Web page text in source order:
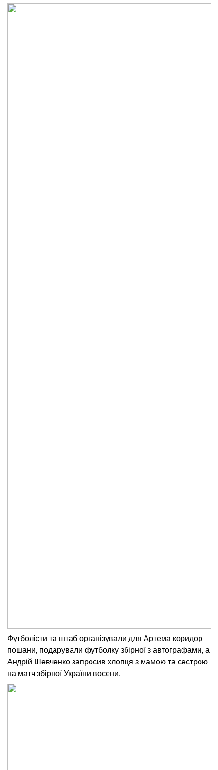
Футболісти та штаб організували для Артема коридор
пошани, подарували футболку збірної з автографами, а
Андрій Шевченко запросив хлопця з мамою та сестрою
на матч збірної України восени.